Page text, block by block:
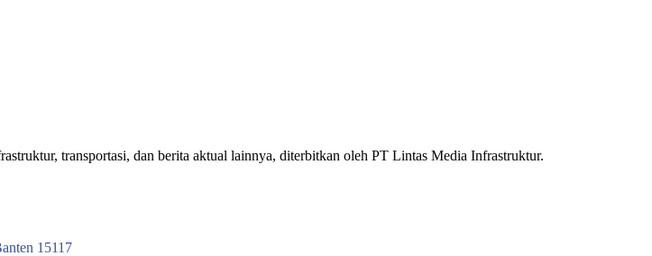
transportasi, dan berita aktual lainnya, diterbitkan oleh PT Lintas Media Infrastruktur.
15117